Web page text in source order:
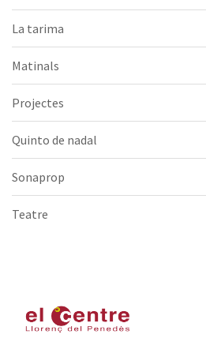
La tarima
Matinals
Projectes
Quinto de nadal
Sonaprop
Teatre